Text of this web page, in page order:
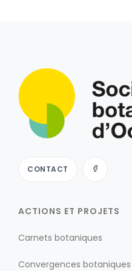
CONTACT
ACTIONS ET PROJETS
Carnets botaniques
Convergences botaniques